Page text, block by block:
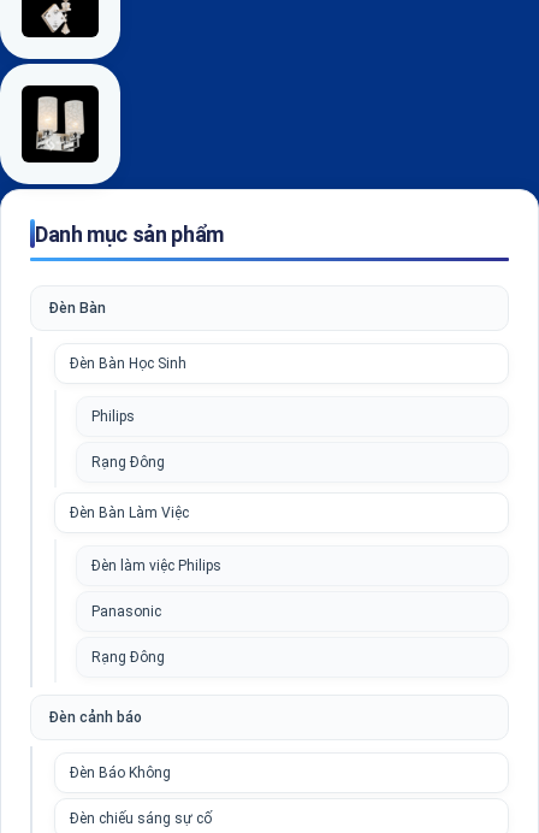
Danh mục sản phẩm
Đèn Bàn
Đèn Bàn Học Sinh
Philips
Rạng Đông
Đèn Bàn Làm Việc
Đèn làm việc Philips
Panasonic
Rạng Đông
Đèn cảnh báo
Đèn Báo Không
Đèn chiếu sáng sự cố